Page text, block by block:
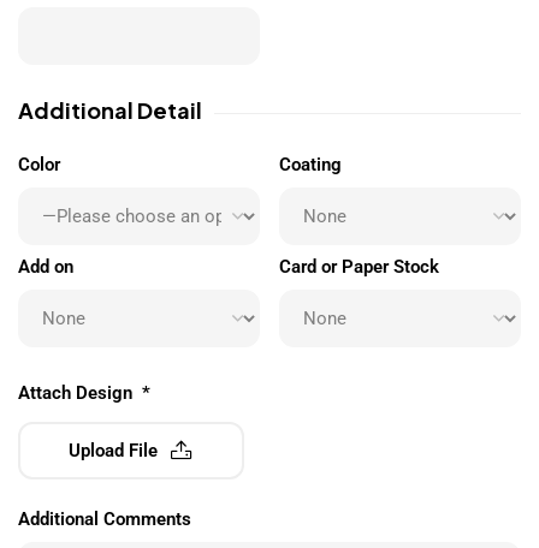
Additional Detail
Color Coating
Add on Card or Paper Stock
Attach Design *
Upload File
Additional Comments